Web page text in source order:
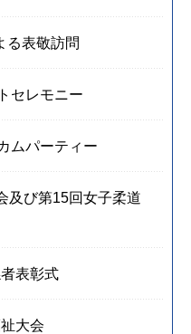
る表敬訪問
セレモニー
ムパーティー
及び第15回女子柔道
表彰式
大会